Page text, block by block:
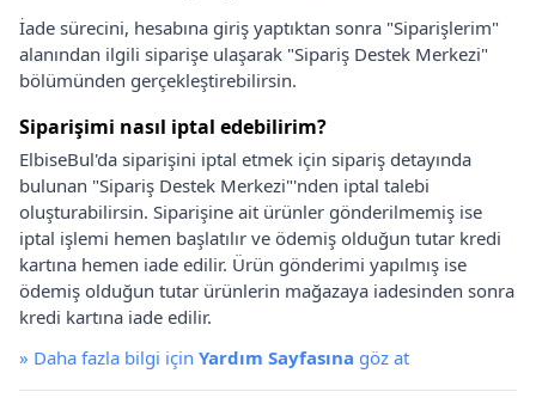
İade sürecini, hesabına giriş yaptıktan sonra "Siparişlerim"
alanından ilgili siparişe ulaşarak "Sipariş Destek Merkezi"
bölümünden gerçekleştirebilirsin.
Siparişimi nasıl iptal edebilirim?
ElbiseBul'da siparişini iptal etmek için sipariş detayında
bulunan "Sipariş Destek Merkezi"'nden iptal talebi
oluşturabilirsin. Siparişine ait ürünler gönderilmemiş ise
iptal işlemi hemen başlatılır ve ödemiş olduğun tutar kredi
kartına hemen iade edilir. Ürün gönderimi yapılmış ise
ödemiş olduğun tutar ürünlerin mağazaya iadesinden sonra
kredi kartına iade edilir.
» Daha fazla bilgi için Yardım Sayfasına göz at